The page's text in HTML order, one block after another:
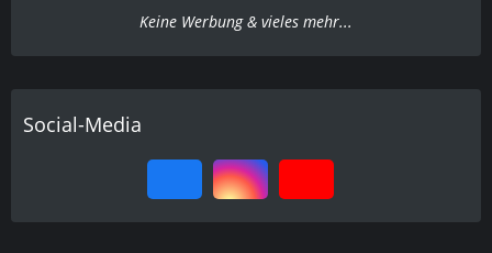
Keine Werbung & vieles mehr...
Social-Media